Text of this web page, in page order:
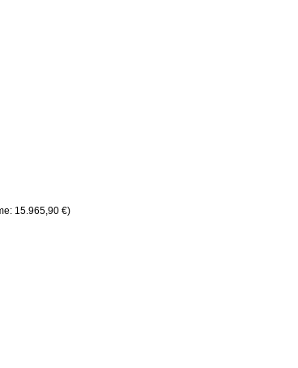
15.965,90 €)